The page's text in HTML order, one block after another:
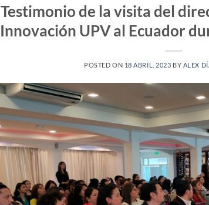
Testimonio de la visita del
Innovación UPV al Ecuador
POSTED ON 18 ABRIL, 2023 BY ALEX